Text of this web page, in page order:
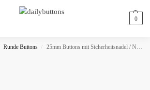
0
Runde Buttons / 25mm Buttons mit Sicherheitsnadel / NEON